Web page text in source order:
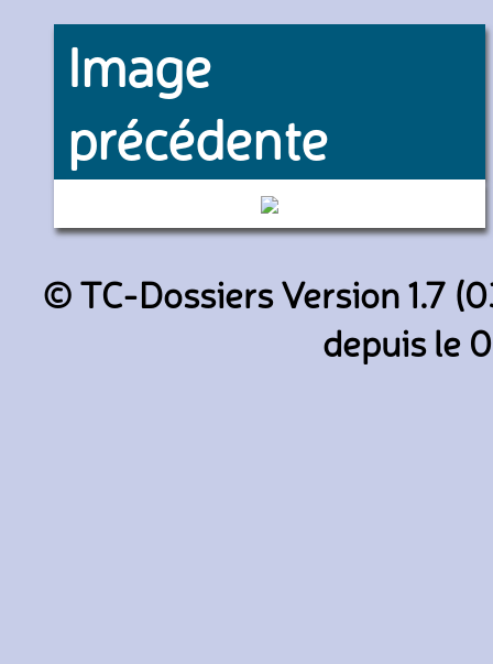
Image
précédente
56 (Chartres Mobilité)
© TC-Dossiers Version 1.7
depuis le